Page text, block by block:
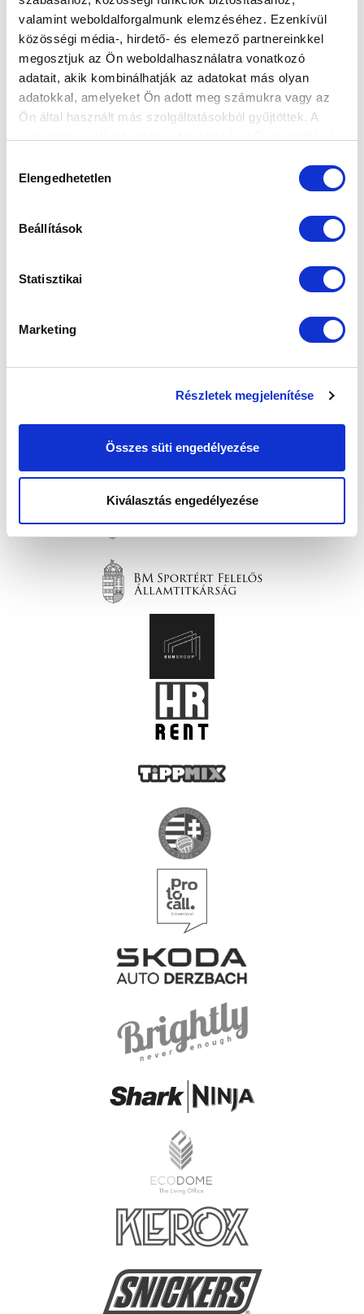
valamint weboldalforgalmunk elemzéséhez. Ezenkívül
közösségi média-, hirdető- és elemező partnereinkkel
megosztjuk az Ön weboldalhasználatra vonatkozó
adatait, akik kombinálhatják az adatokat más olyan
adatokkal, amelyeket Ön adott meg számukra vagy az
Ön által használt más szolgáltatásokból gyűjtöttek. A
kiválasztása
Elengedhetetlen
Beállítások
Statisztikai
Marketing
Részletek megjelenítése
Összes süti engedélyezése
Kiválasztás engedélyezése
Elfogadom azAdatvédelmi tájékoztatót !
FELIRATKOZOM